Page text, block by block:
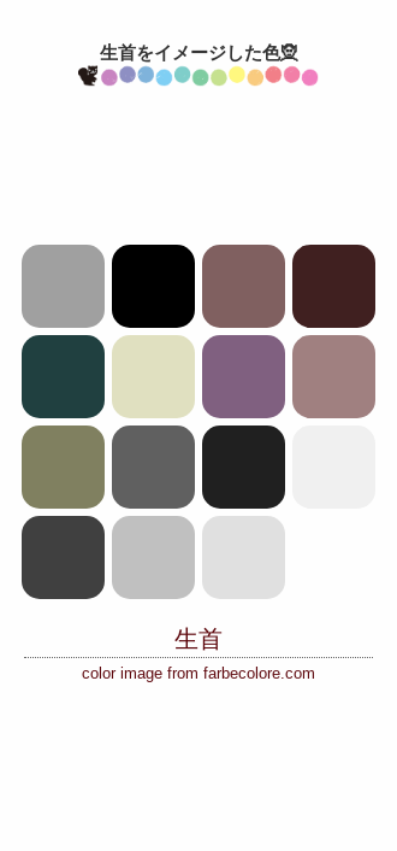
生首をイメージした色🧝
生首
color image from farbecolore.com